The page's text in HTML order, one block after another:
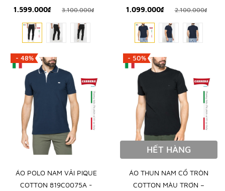
KHẨU CHÍNH NGẠCH TỪ Ý
1.599.000₫ 3.100.000₫
NGẠCH TỪ ITALIA
1.099.000₫ 2.100.000₫
- 48%
ÁO POLO NAM VẢI PIQUE
COTTON 819C0075A -
- 50%
HẾT HÀNG
ÁO THUN NAM CỔ TRÒN
COTTON MÀU TRƠN –